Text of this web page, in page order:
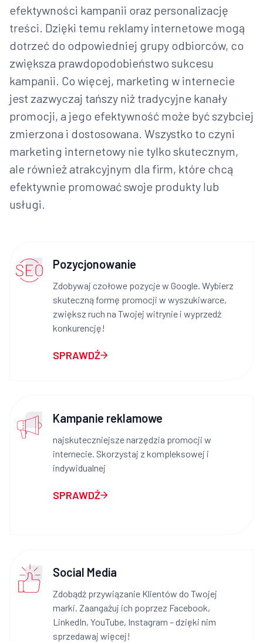
efektywności kampanii oraz personalizację
treści. Dzięki temu reklamy internetowe mogą
dotrzeć do odpowiedniej grupy odbiorców, co
zwiększa prawdopodobieństwo sukcesu
kampanii. Co więcej, marketing w internecie
jest zazwyczaj tańszy niż tradycyjne kanały
promocji, a jego efektywność może być szybciej
zmierzona i dostosowana. Wszystko to czyni
marketing internetowy nie tylko skutecznym,
ale również atrakcyjnym dla firm, które chcą
efektywnie promować swoje produkty lub
usługi.
Pozycjonowanie
Zdobywaj czołowe pozycje w Google. Wybierz
skuteczną formę promocji w wyszukiwarce,
zwiększ ruch na Twojej witrynie i wyprzedź
konkurencję!
SPRAWDŹ
Kampanie reklamowe
najskuteczniejsze narzędzia promocji w
internecie. Skorzystaj z kompleksowej i
indywidualnej
SPRAWDŹ
Social Media
Zdobądź przywiązanie Klientów do Twojej
marki. Zaangażuj ich poprzez Facebook,
LinkedIn, YouTube, Instagram – dzięki nim
sprzedawaj więcej!